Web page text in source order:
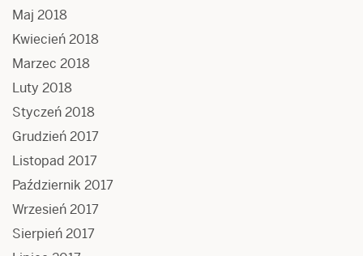
Maj 2018
Kwiecień 2018
Marzec 2018
Luty 2018
Styczeń 2018
Grudzień 2017
Listopad 2017
Październik 2017
Wrzesień 2017
Sierpień 2017